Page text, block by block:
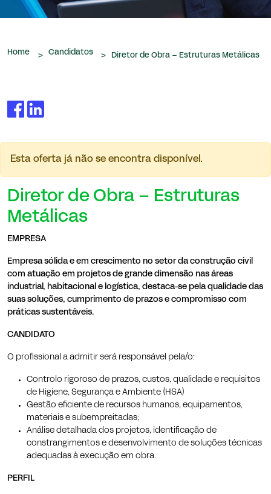
que nos são confiados.
Home > Candidatos > Diretor de Obra – Estruturas Metálicas
Esta oferta já não se encontra disponível.
Diretor de Obra – Estruturas
Metálicas
EMPRESA
Empresa sólida e em crescimento no setor da construção civil
com atuação em projetos de grande dimensão nas áreas
industrial, habitacional e logística, destaca-se pela qualidade das
suas soluções, cumprimento de prazos e compromisso com
práticas sustentáveis.
CANDIDATO
O profissional a admitir será responsável pela/o:
Controlo rigoroso de prazos, custos, qualidade e requisitos
de Higiene, Segurança e Ambiente (HSA)
Gestão eficiente de recursos humanos, equipamentos,
materiais e subempreitadas;
Análise detalhada dos projetos, identificação de
constrangimentos e desenvolvimento de soluções técnicas
adequadas à execução em obra.
PERFIL